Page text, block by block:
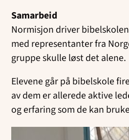
Samarbeid
Normisjon driver
med representanter fra
gruppe skulle løst det alene.
Elevene går på bibelskole
av dem er allerede aktive
og erfaring som de kan